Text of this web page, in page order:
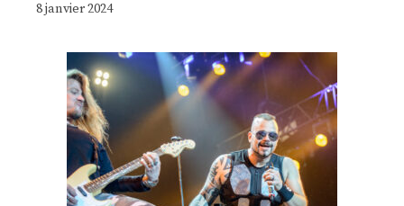
8 janvier 2024